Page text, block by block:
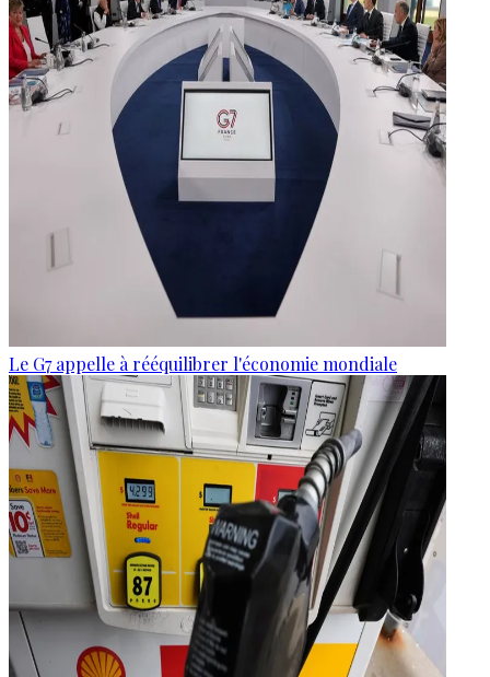
Le G7 appelle à rééquilibrer l'économie mondiale